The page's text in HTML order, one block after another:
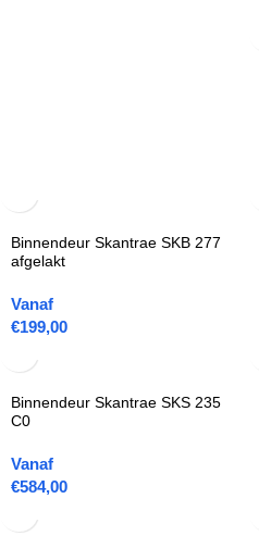
Binnendeur Skantrae SKB 277
afgelakt
Vanaf
€199,00
Binnendeur Skantrae SKS 235
C0
Vanaf
€584,00